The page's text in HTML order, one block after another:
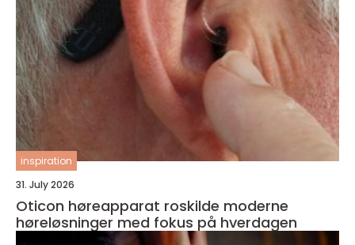
inspiration
31. July 2026
Oticon høreapparat roskilde moderne
høreløsninger med fokus på hverdagen